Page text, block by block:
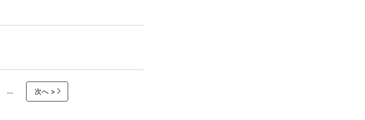
... 次へ >